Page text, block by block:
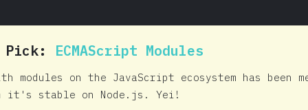
Pick: ECMAScript Modules
modules on the JavaScript ecosystem has been
it's stable on Node.js. Yei!